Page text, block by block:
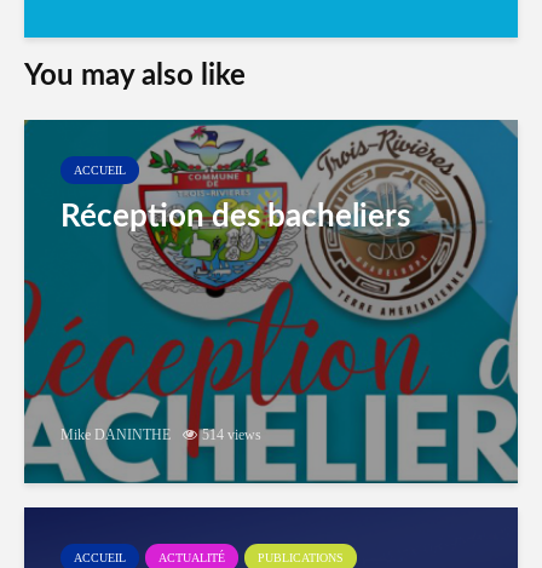
You may also like
ACCUEIL
Réception des bacheliers
Mike DANINTHE 514 views
ACCUEIL ACTUALITÉ PUBLICATIONS